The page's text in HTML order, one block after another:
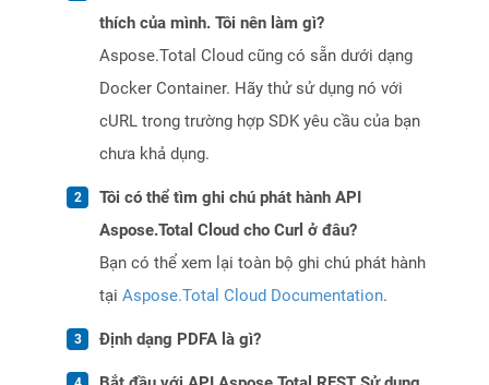
thích của mình. Tôi nên làm gì?
Aspose.Total Cloud cũng có sẵn dưới dạng
Docker Container. Hãy thử sử dụng nó với
cURL trong trường hợp SDK yêu cầu của bạn
chưa khả dụng.
Tôi có thể tìm ghi chú phát hành API
Aspose.Total Cloud cho Curl ở đâu?
Bạn có thể xem lại toàn bộ ghi chú phát hành
tại Aspose.Total Cloud Documentation.
Định dạng PDFA là gì?